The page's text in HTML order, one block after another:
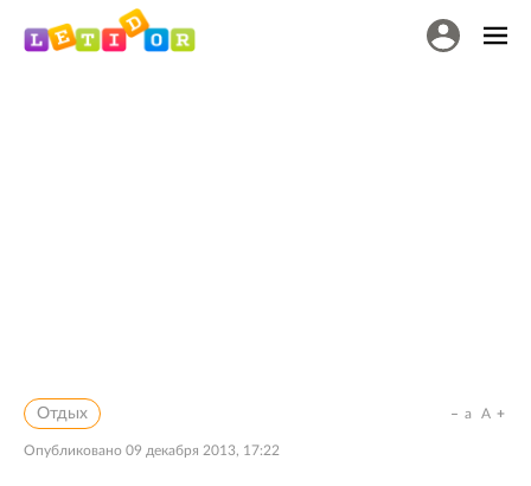
Отдых
Опубликовано 09 декабря 2013, 17:22
a A